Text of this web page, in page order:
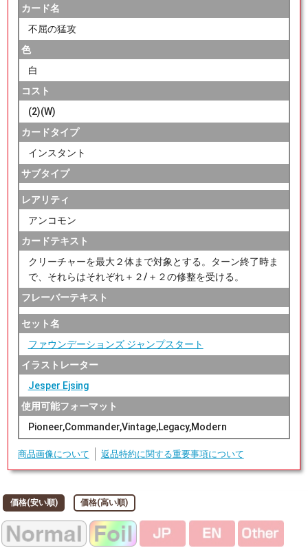
カード名
不屈の猛攻
色
白
コスト
(2)(W)
カードタイプ
インスタント
サブタイプ
レアリティ
アンコモン
カードテキスト
クリーチャーを最大２体まで対象とする。ターン終了時ま
で、それらはそれぞれ＋２/＋２の修整を受ける。
フレーバーテキスト
セット名
ファウンデーションズ ジャンプスタート
イラストレーター
Jesper Ejsing
使用可能フォーマット
Pioneer,Commander,Vintage,Legacy,Modern
商品画像について 返品特約に関する重要事項について
価格(安い順) 価格(高い順)